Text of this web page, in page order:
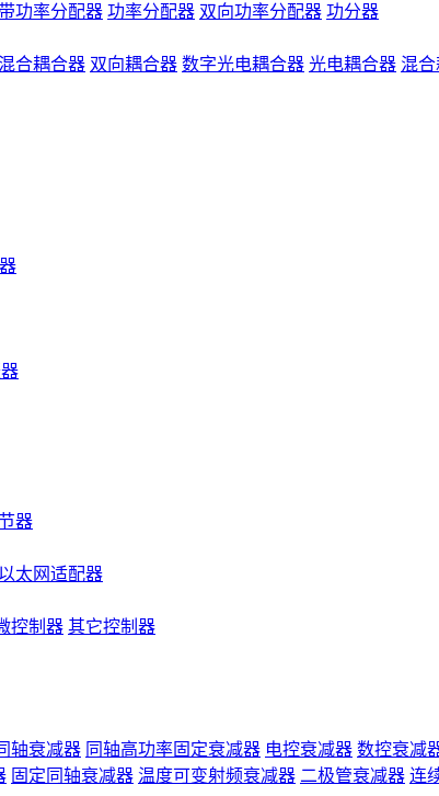
功率分配器 功率分配器 双向功率分配器 功分器
合耦合器 双向耦合器 数字光电耦合器 光电耦合器 混
器
太网适配器
控制器 其它控制器
轴衰减器 同轴高功率固定衰减器 电控衰减器 数控衰减
固定同轴衰减器 温度可变射频衰减器 二极管衰减器 连